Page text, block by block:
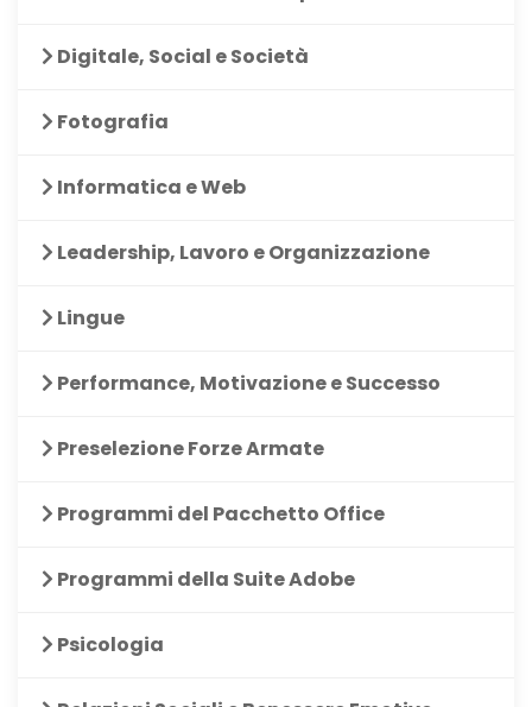
Digitale, Social e Società
Fotografia
Informatica e Web
Leadership, Lavoro e Organizzazione
Lingue
Performance, Motivazione e Successo
Preselezione Forze Armate
Programmi del Pacchetto Office
Programmi della Suite Adobe
Psicologia